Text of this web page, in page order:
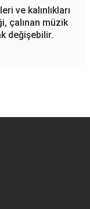
ve kalınlıkları
çalınan müzik
değişebilir.